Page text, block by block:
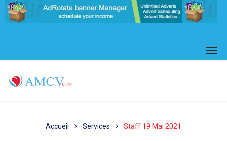
Accueil Services Staff 19 Mai 2021